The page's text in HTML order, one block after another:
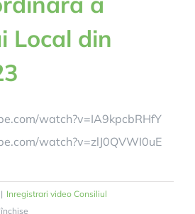
Local din
watch?v=IA9kpcbRHfY
watch?v=zlJ0QVWI0uE
| Inregistrari video Consiliul